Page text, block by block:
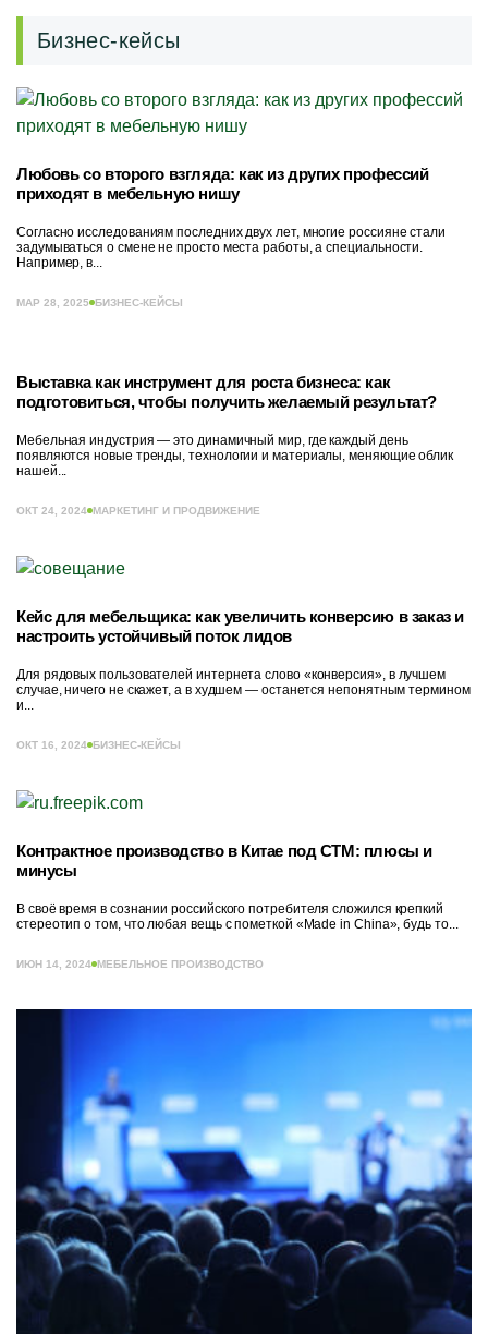
Бизнес-кейсы
Любовь со второго взгляда: как из других профессий
приходят в мебельную нишу
Согласно исследованиям последних двух лет, многие россияне стали
задумываться о смене не просто места работы, а специальности.
Например, в...
МАР 28, 2025 БИЗНЕС-КЕЙСЫ
Выставка как инструмент для роста бизнеса: как
подготовиться, чтобы получить желаемый результат?
Мебельная индустрия — это динамичный мир, где каждый день
появляются новые тренды, технологии и материалы, меняющие облик
нашей...
ОКТ 24, 2024 МАРКЕТИНГ И ПРОДВИЖЕНИЕ
Кейс для мебельщика: как увеличить конверсию в заказ и
настроить устойчивый поток лидов
Для рядовых пользователей интернета слово «конверсия», в лучшем
случае, ничего не скажет, а в худшем — останется непонятным термином
и...
ОКТ 16, 2024 БИЗНЕС-КЕЙСЫ
Контрактное производство в Китае под СТМ: плюсы и
минусы
В своё время в сознании российского потребителя сложился крепкий
стереотип о том, что любая вещь с пометкой «Made in China», будь то...
ИЮН 14, 2024 МЕБЕЛЬНОЕ ПРОИЗВОДСТВО